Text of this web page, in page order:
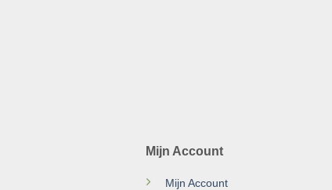
Mijn Account
Mijn Account